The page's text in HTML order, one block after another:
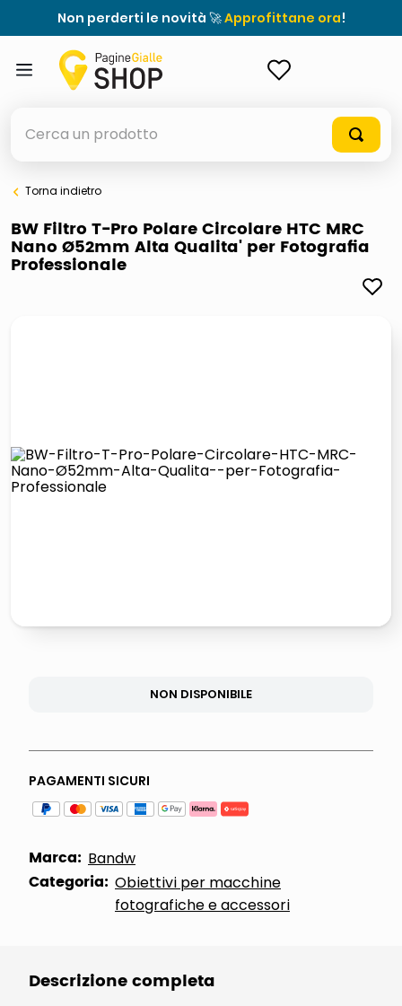
Non perderti le novità 🚀Approfittane ora!
elenchi telefonici
meme
pattumiera raccolta differenziata
Torna indietro
BW Filtro T-Pro Polare Circolare HTC MRC
Nano Ø52mm Alta Qualita' per Fotografia
Professionale
NON DISPONIBILE
PAGAMENTI SICURI
Marca: Bandw
Categoria: Obiettivi per macchine
fotografiche e accessori
Descrizione completa